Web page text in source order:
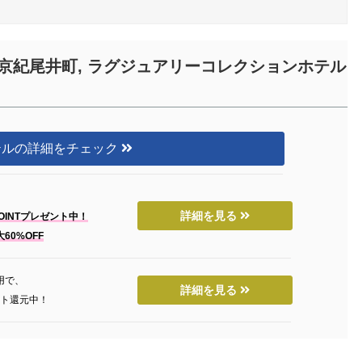
紀尾井町, ラグジュアリーコレクションホテルを
の詳細をチェック
プレゼント中！
60%OFF
詳細を見る
、
還元中！
詳細を見る